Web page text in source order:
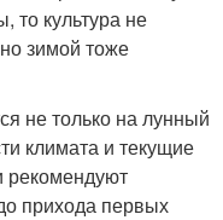
то культура не
зимой тоже
не только на лунный
климата и текущие
рекомендуют
прихода первых